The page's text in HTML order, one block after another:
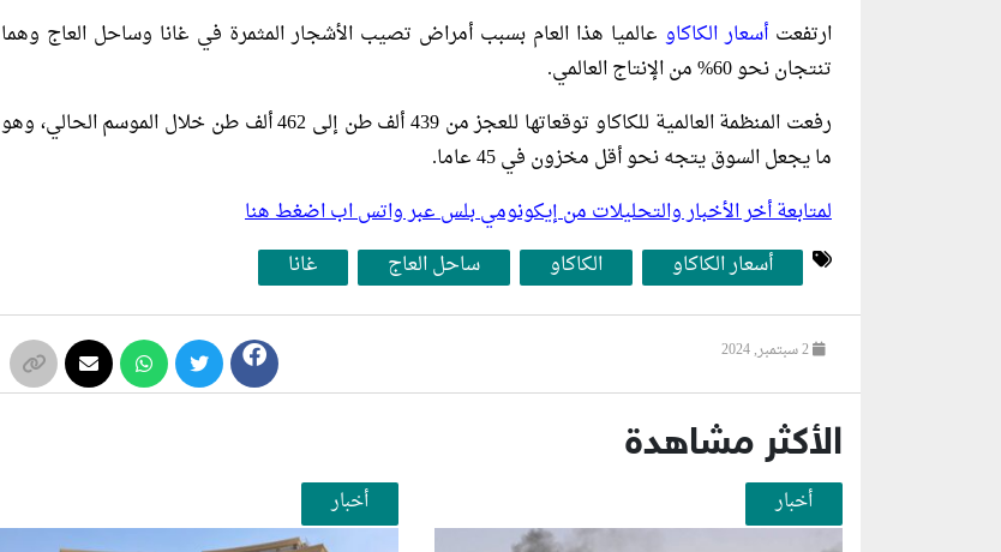
ارتفعت أسعار الكاكاو عالميا هذا العام بسبب أمراض تصيب الأشجار المثمرة في غانا وساحل العاج وهما
تنتجان نحو 60% من الإنتاج العالمي.
رفعت المنظمة العالمية للكاكاو توقعاتها للعجز من 439 ألف طن إلى 462 ألف طن خلال الموسم الحالي، وهو
ما يجعل السوق يتجه نحو أقل مخزون في 45 عاما.
لمتابعة أخر الأخبار والتحليلات من إيكونومي بلس عبر واتس اب اضغط هنا
أسعار الكاكاو
الكاكاو ساحل العاج غانا
الأكثر مشاهدة
أخبار أخبار